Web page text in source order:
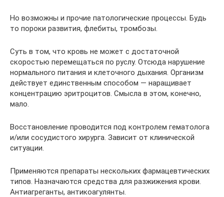
Но возможны и прочие патологические процессы. Будь
то пороки развития, флебиты, тромбозы.
Суть в том, что кровь не может с достаточной
скоростью перемещаться по руслу. Отсюда нарушение
нормального питания и клеточного дыхания. Организм
действует единственным способом — наращивает
концентрацию эритроцитов. Смысла в этом, конечно,
мало.
Восстановление проводится под контролем гематолога
и/или сосудистого хирурга. Зависит от клинической
ситуации.
Применяются препараты нескольких фармацевтических
типов. Назначаются средства для разжижения крови.
Антиагреганты, антикоагулянты.